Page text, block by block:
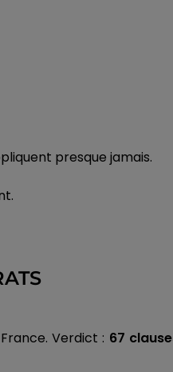
presque jamais.
Verdict : 67